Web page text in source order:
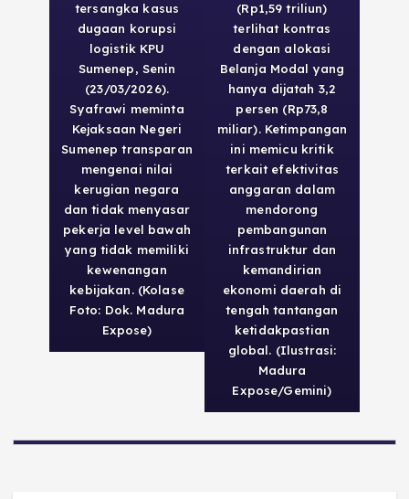
tersangka kasus
dugaan korupsi
logistik KPU
Sumenep, Senin
(23/03/2026).
Syafrawi meminta
Kejaksaan Negeri
Sumenep transparan
mengenai nilai
kerugian negara
dan tidak menyasar
pekerja level bawah
yang tidak memiliki
kewenangan
kebijakan. (Kolase
Foto: Dok. Madura
Expose)
(Rp1,59 triliun)
terlihat kontras
dengan alokasi
Belanja Modal yang
hanya dijatah 3,2
persen (Rp73,8
miliar). Ketimpangan
ini memicu kritik
terkait efektivitas
anggaran dalam
mendorong
pembangunan
infrastruktur dan
kemandirian
ekonomi daerah di
tengah tantangan
ketidakpastian
global. (Ilustrasi:
Madura
Expose/Gemini)